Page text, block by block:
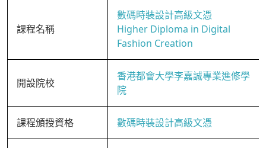
課程名稱
數碼時裝設計高級文憑
Higher Diploma in Digital
Fashion Creation
開設院校
香港都會大學李嘉誠專業進修學
院
課程頒授資格 數碼時裝設計高級文憑